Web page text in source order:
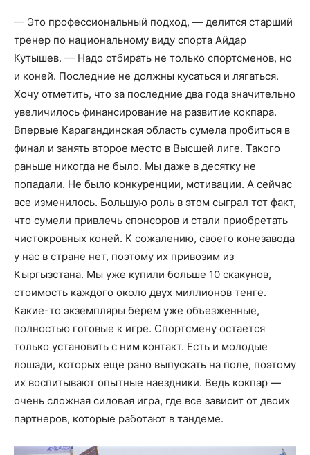
— Это профессиональный подход, — делится старший
тренер по национальному виду спорта Айдар
Кутышев. — Надо отбирать не только спортсменов, но
и коней. Последние не должны кусаться и лягаться.
Хочу отметить, что за последние два года значительно
увеличилось финансирование на развитие кокпара.
Впервые Карагандинская область сумела пробиться в
финал и занять второе место в Высшей лиге. Такого
раньше никогда не было. Мы даже в десятку не
попадали. Не было конкуренции, мотивации. А сейчас
все изменилось. Большую роль в этом сыграл тот факт,
что сумели привлечь спонсоров и стали приобретать
чистокровных коней. К сожалению, своего конезавода
у нас в стране нет, поэтому их привозим из
Кыргызстана. Мы уже купили больше 10 скакунов,
стоимость каждого около двух миллионов тенге.
Какие-то экземпляры берем уже объезженные,
полностью готовые к игре. Спортсмену остается
только установить с ним контакт. Есть и молодые
лошади, которых еще рано выпускать на поле, поэтому
их воспитывают опытные наездники. Ведь кокпар —
очень сложная силовая игра, где все зависит от двоих
партнеров, которые работают в тандеме.